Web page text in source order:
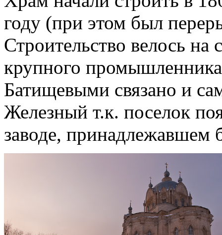
году (при этом был
Строительство велось
крупного
Батищевыми связано и
Железный т.к. поселок
заводе, принадлежавшем